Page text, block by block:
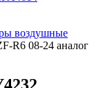
воздушные
R6 08-24 аналог